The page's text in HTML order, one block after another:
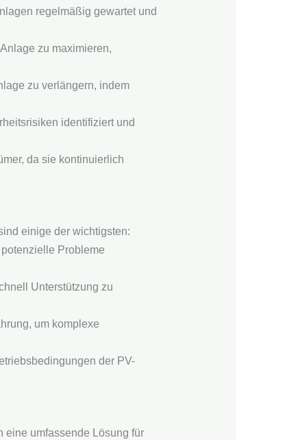
regelmäßig gewartet und
zu maximieren,
zu verlängern, indem
identifiziert und
da sie kontinuierlich
einige der wichtigsten:
Probleme
Unterstützung zu
um komplexe
der PV-
eine umfassende Lösung für